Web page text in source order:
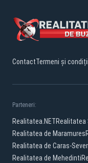
ContactTermeni și condiții
Parteneri:
Realitatea.NETRealitatea
Realitatea de Maramures
Realitatea de Caras-
Realitatea de Mehedinti